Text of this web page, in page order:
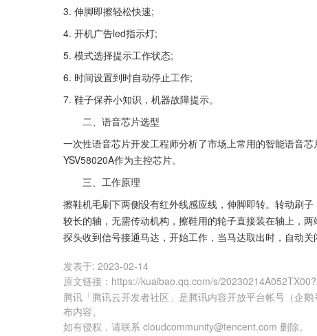
3. 伸脚即擦轻松快速;
4. 开机广告led指示灯;
5. 模式选择提示工作状态;
6. 时间设置到时自动停止工作;
7. 鞋子保养小知识，机器故障提示。
二、语音芯片选型
一次性语音芯片开发工程师分析了市场上常用的智能语音
YSV58020A作为主控芯片。
三、工作原理
擦鞋机毛刷下两侧设有红外线感应线，伸脚即转。转动刷
较长的轴，无需传动机构，擦鞋用的轮子直接装在轴上，
探头收到信号接通马达，开始工作，当马达取出时，自动关
发表于: 2023-02-14
原文链接 ： https://kuaibao.qq.com/s/
腾讯「腾讯云开发者社区」是腾讯内容开放平台帐号（企
布内容。
如有侵权，请联系 cloudcommunity@tencent.com 删除。